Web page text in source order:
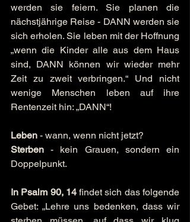
werden sie feiern. Sie planen die
nächstjährige Reise - DANN werden sie
sich erholen. Sie leben mit der Hoffnung
„wenn die Kinder alle aus dem Haus
sind, DANN können wir wieder mehr
Zeit zu zweit verbringen.“ Und nicht
wenige Menschen leben auf ihre
Rentenzeit hin: „DANN“!
Leben - wann, wenn nicht jetzt?
Sterben - kein Grauen, sondern ein
Doppelpunkt.
In Psalm 90, 14 findet sich das folgende
Gebet: „Lehre uns bedenken, dass wir